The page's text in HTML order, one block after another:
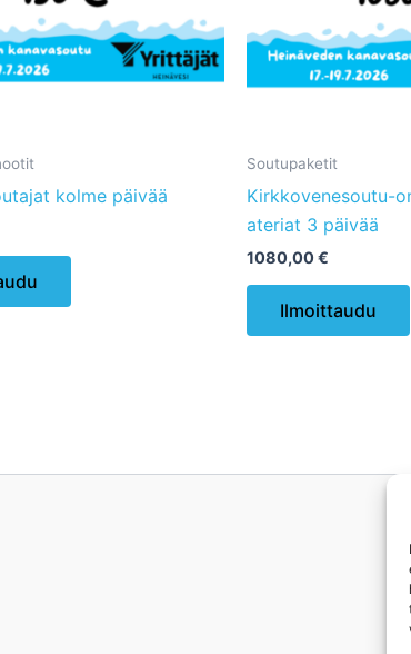
kolme päivää
Soutupaketit
Kirkkovenesoutu-
ateriat 3 päivää
1080,00€
Ilmoittaudu